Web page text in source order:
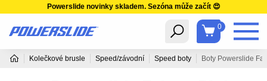
Powerslide novinky skladem. Sezóna může začít 😍
0
Kolečkové brusle Speed/závodní Speed boty Boty Powerslide